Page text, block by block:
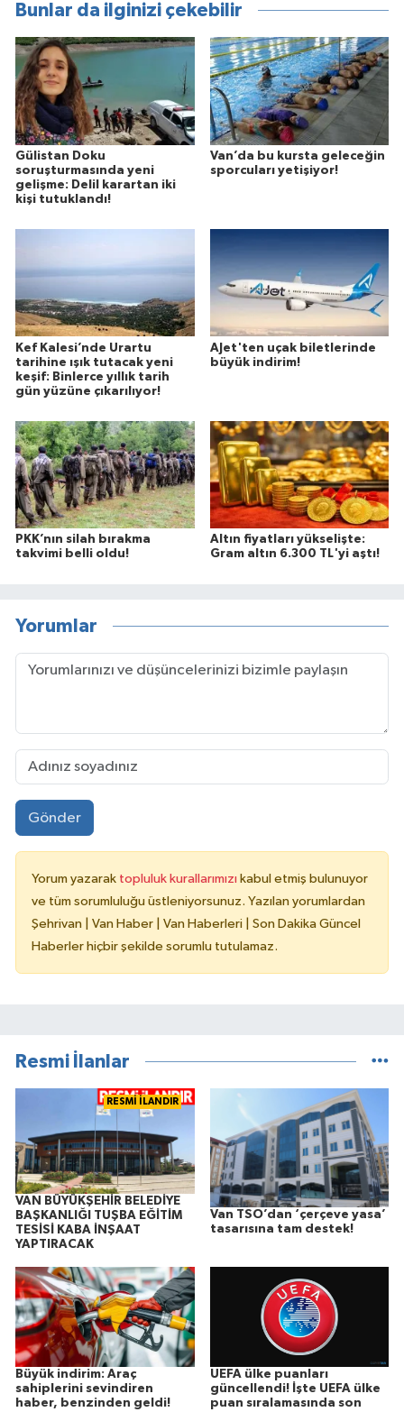
Bunlar da ilginizi çekebilir
Gülistan Doku
soruşturmasında yeni
gelişme: Delil karartan iki
kişi tutuklandı!
Van’da bu kursta geleceğin
sporcuları yetişiyor!
Kef Kalesi’nde Urartu
tarihine ışık tutacak yeni
keşif: Binlerce yıllık tarih
gün yüzüne çıkarılıyor!
AJet'ten uçak biletlerinde
büyük indirim!
PKK’nın silah bırakma
takvimi belli oldu!
Altın fiyatları yükselişte:
Gram altın 6.300 TL'yi aştı!
Yorumlar
Gönder
Yorum yazarak topluluk kurallarımızı kabul etmiş bulunuyor
ve tüm sorumluluğu üstleniyorsunuz. Yazılan yorumlardan
Şehrivan | Van Haber | Van Haberleri | Son Dakika Güncel
Haberler hiçbir şekilde sorumlu tutulamaz.
Resmi İlanlar
RESMİ İLANDIR
VAN BÜYÜKŞEHİR BELEDİYE
BAŞKANLIĞI TUŞBA EĞİTİM
TESİSİ KABA İNŞAAT
YAPTIRACAK
Van TSO’dan ‘çerçeve yasa’
tasarısına tam destek!
Büyük indirim: Araç
sahiplerini sevindiren
haber, benzinden geldi!
UEFA ülke puanları
güncellendi! İşte UEFA ülke
puan sıralamasında son